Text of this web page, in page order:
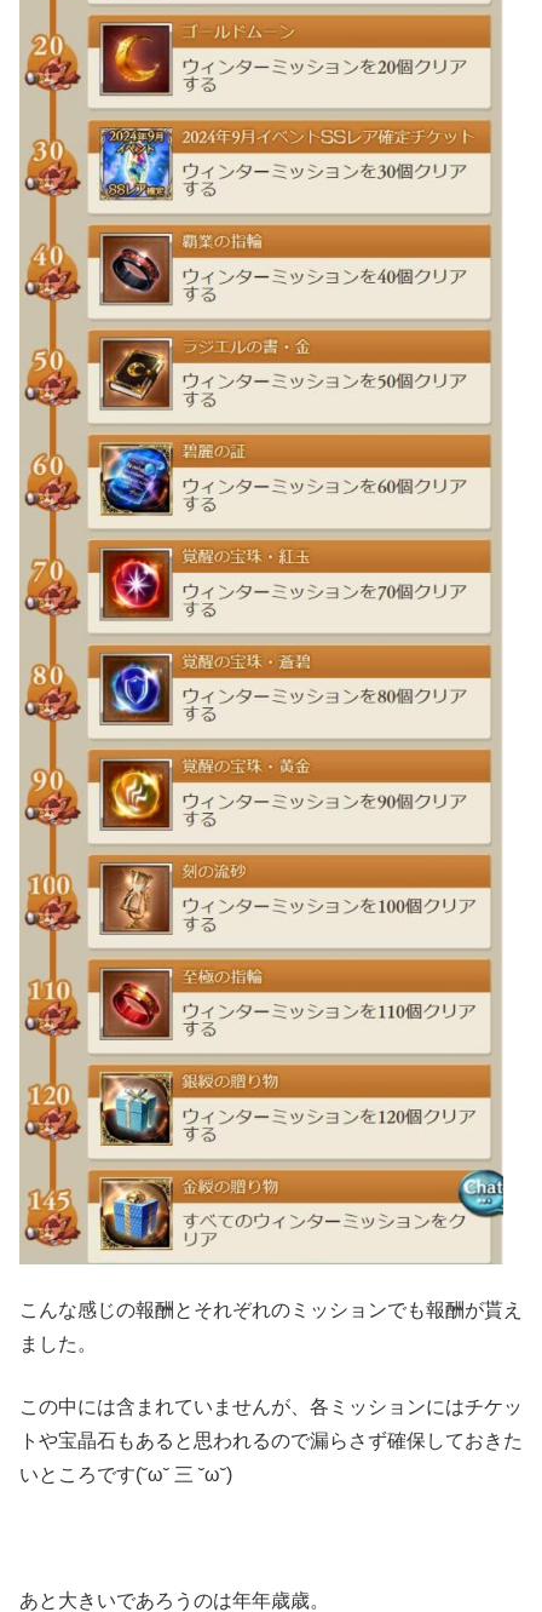
こんな感じの報酬とそれぞれのミッションでも報酬が貰え
ました。
この中には含まれていませんが、各ミッションにはチケッ
トや宝晶石もあると思われるので漏らさず確保しておきた
いところです(˘ω˘ 三 ˘ω˘)
あと大きいであろうのは年年歳歳。